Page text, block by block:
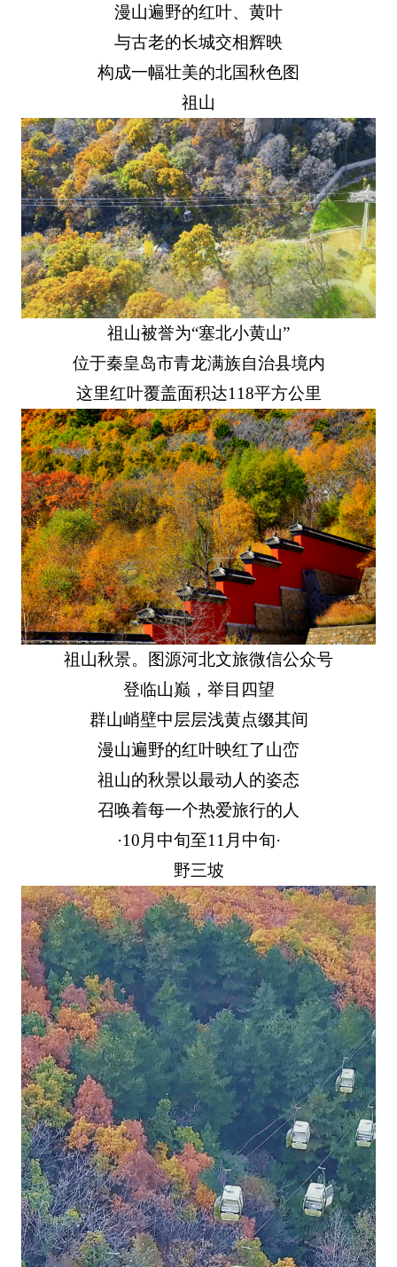
漫山遍野的红叶、黄叶
与古老的长城交相辉映
构成一幅壮美的北国秋色图
祖山
祖山被誉为“塞北小黄山”
位于秦皇岛市青龙满族自治县境内
这里红叶覆盖面积达118平方公里
祖山秋景。图源河北文旅微信公众号
登临山巅，举目四望
群山峭壁中层层浅黄点缀其间
漫山遍野的红叶映红了山峦
祖山的秋景以最动人的姿态
召唤着每一个热爱旅行的人
·10月中旬至11月中旬·
野三坡